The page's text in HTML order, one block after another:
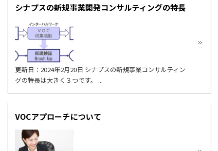
シナプスの新規事業開発コンサルティングの特長
更新日：2024年2月20日 シナプスの新規事業コンサルティン
グの特長は大きく３つです。 ...
VOCアプローチについて